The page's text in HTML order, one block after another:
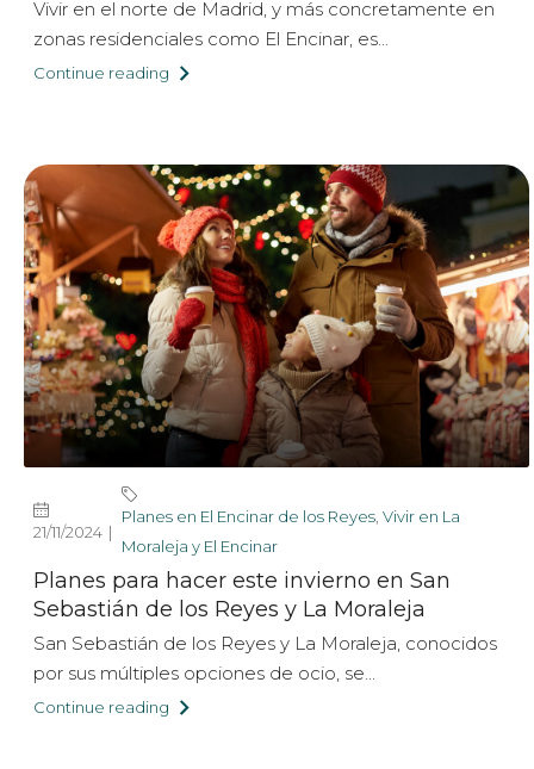
Vivir en el norte de Madrid, y más concretamente en
zonas residenciales como El Encinar, es...
Continue reading
21/11/2024
Planes en El Encinar de los Reyes, Vivir en La
Moraleja y El Encinar
Planes para hacer este invierno en San
Sebastián de los Reyes y La Moraleja
San Sebastián de los Reyes y La Moraleja, conocidos
por sus múltiples opciones de ocio, se...
Continue reading